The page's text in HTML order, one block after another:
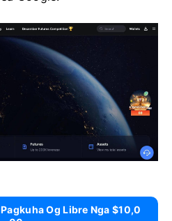
Og Libre Nga $10,0